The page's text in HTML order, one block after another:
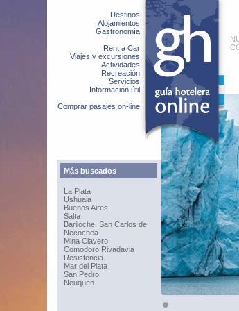
Destinos
Alojamientos
Gastronomía
Rent a Car
Viajes y excursiones
Actividades
Recreación
Servicios
Información útil
Comprar pasajes on-line
Más buscados
La Plata
Ushuaia
Buenos Aires
Salta
Bariloche, San Carlos de
Necochea
Mina Clavero
Comodoro Rivadavia
Resistencia
Mar del Plata
San Pedro
Neuquen